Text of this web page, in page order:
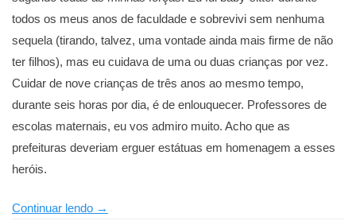
todos os meus anos de faculdade e sobrevivi sem nenhuma
sequela (tirando, talvez, uma vontade ainda mais firme de não
ter filhos), mas eu cuidava de uma ou duas crianças por vez.
Cuidar de nove crianças de três anos ao mesmo tempo,
durante seis horas por dia, é de enlouquecer. Professores de
escolas maternais, eu vos admiro muito. Acho que as
prefeituras deveriam erguer estátuas em homenagem a esses
heróis.
Continuar lendo “Uma
→